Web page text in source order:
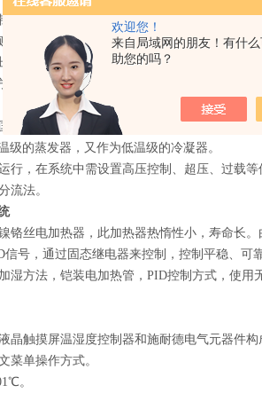
欢迎您！
来自局域网的朋友！有什
助您的吗？
塞子的φ50mm测试孔，塞子材料为硅橡胶低发
设置有一个空气调节柜，在其间安装蒸发器、
口。
式为上送风下回风方式。
“泰康”全封闭式压缩机机组。其它制冷部件
级的蒸发器，又作为低温级的冷凝器。
行，在系统中需设置高压控制、超压、过载
流法。
铬丝电加热器，此加热器热惰性小，寿命长。
号，通过固态继电器来控制，控制平稳、可靠
湿方法，铠装电加热管，PID控制方式，使
晶触摸屏温湿度控制器和施耐德电气元器件构
菜单操作方式。
。